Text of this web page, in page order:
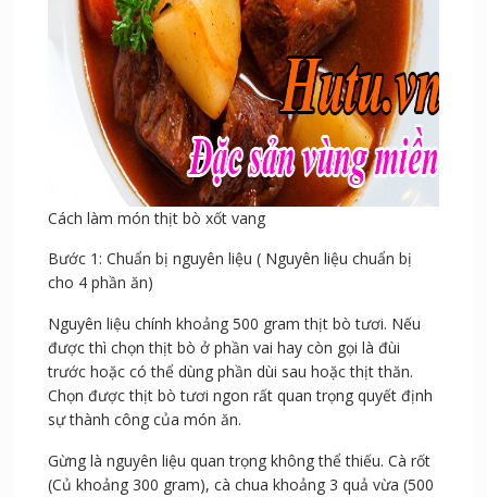
Cách làm món thịt bò xốt vang
Bước 1: Chuẩn bị nguyên liệu ( Nguyên liệu chuẩn bị
cho 4 phần ăn)
Nguyên liệu chính khoảng 500 gram thịt bò tươi. Nếu
được thì chọn thịt bò ở phần vai hay còn gọi là đùi
trước hoặc có thể dùng phần dùi sau hoặc thịt thăn.
Chọn được thịt bò tươi ngon rất quan trọng quyết định
sự thành công của món ăn.
Gừng là nguyên liệu quan trọng không thể thiếu. Cà rốt
(Củ khoảng 300 gram), cà chua khoảng 3 quả vừa (500